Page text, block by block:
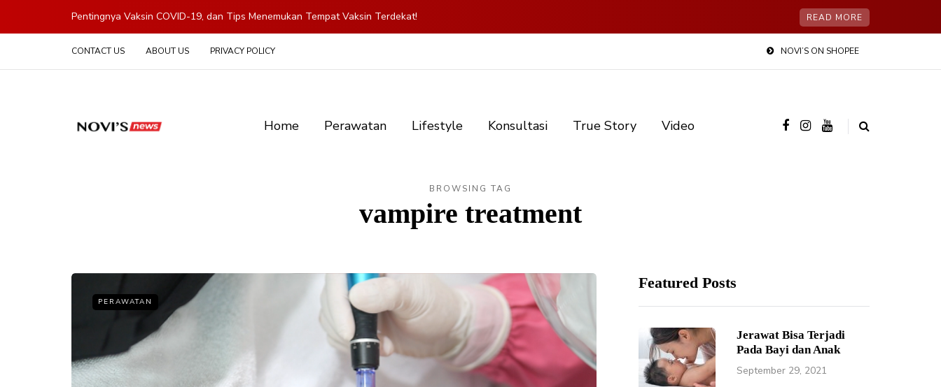
Pentingnya Vaksin COVID-19, dan Tips Menemukan Tempat Vaksin Terdekat! READ MORE
CONTACT US ABOUT US PRIVACY POLICY NOVI’S ON SHOPEE
Home Perawatan Lifestyle Konsultasi True Story Video
BROWSING TAG
vampire treatment
PERAWATAN
Featured Posts
Jerawat Bisa Terjadi
Pada Bayi dan Anak
September 29, 2021